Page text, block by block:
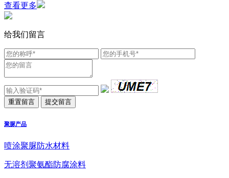
查看更多
给我们留言
聚脲产品
喷涂聚脲防水材料
无溶剂聚氨酯防腐涂料